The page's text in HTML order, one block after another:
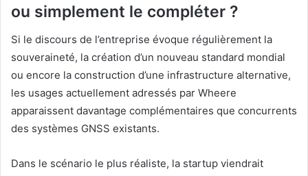
ou simplement le compléter ?
Si le discours de l’entreprise évoque régulièrement la
souveraineté, la création d’un nouveau standard mondial
ou encore la construction d’une infrastructure alternative,
les usages actuellement adressés par Wheere
apparaissent davantage complémentaires que concurrents
des systèmes GNSS existants.
Dans le scénario le plus réaliste, la startup viendrait